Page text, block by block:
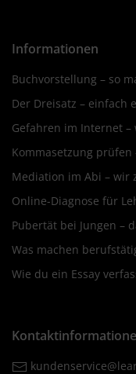
Informationen
Buchvorstellung – so
Der Dreisatz – einfach
Gefahren im Internet
Kommasetzung
Mediation im Abi – wir
Online-Diagnose für
Pubertät bei Jungen –
Was machen
Wie du ein Essay